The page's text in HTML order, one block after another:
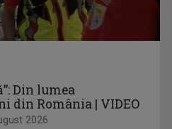
„Cântec și ...
Din lumea
din România | VIDEO
2026